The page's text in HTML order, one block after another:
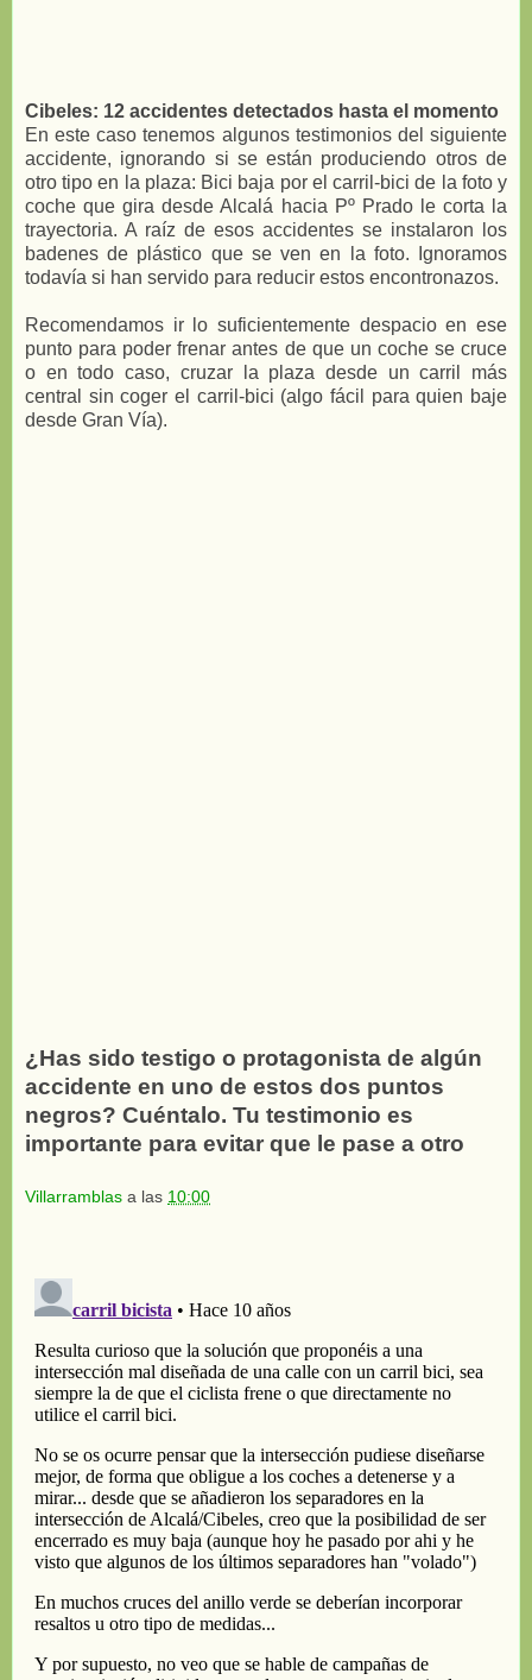
Cibeles: 12 accidentes detectados hasta el momento
En este caso tenemos algunos testimonios del siguiente
accidente, ignorando si se están produciendo otros de
otro tipo en la plaza: Bici baja por el carril-bici de la foto y
coche que gira desde Alcalá hacia Pº Prado le corta la
trayectoria. A raíz de esos accidentes se instalaron los
badenes de plástico que se ven en la foto. Ignoramos
todavía si han servido para reducir estos encontronazos.
Recomendamos ir lo suficientemente despacio en ese
punto para poder frenar antes de que un coche se cruce
o en todo caso, cruzar la plaza desde un carril más
central sin coger el carril-bici (algo fácil para quien baje
desde Gran Vía).
¿Has sido testigo o protagonista de algún
accidente en uno de estos dos puntos
negros? Cuéntalo. Tu testimonio es
importante para evitar que le pase a otro
Villarramblas a las 10:00